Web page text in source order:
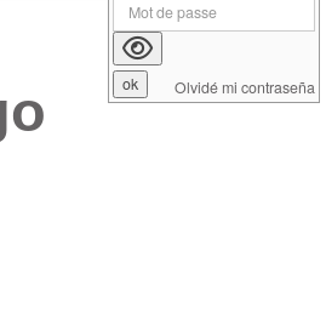
Olvidé mi contraseña